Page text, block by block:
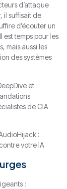
d’attaque
il suffisait de
d’écouter un
est temps pour les
mais aussi les
des systèmes
et
de CIA
:
votre IA
: